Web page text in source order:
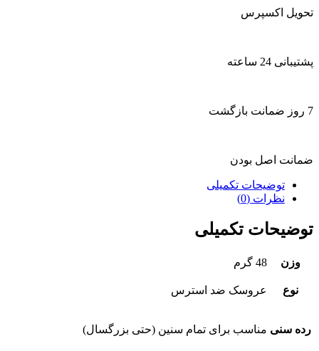
تحویل اکسپرس
پشتیبانی 24 ساعته
7 روز ضمانت بازگشت
ضمانت اصل بودن
توضیحات تکمیلی
نظرات (0)
توضیحات تکمیلی
وزن 48 گرم
نوع عروسک ضد استرس
رده سنی مناسب برای تمام سنین (حتی بزرگسال)